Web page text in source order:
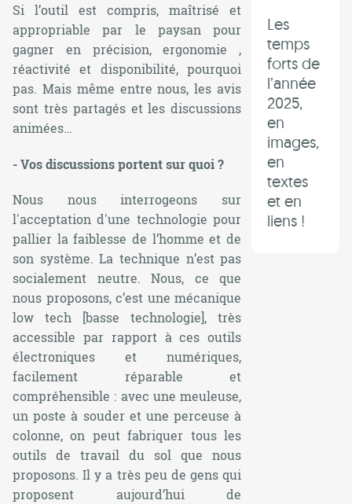
Si l’outil est compris, maîtrisé et
appropriable par le paysan pour
gagner en précision, ergonomie ,
réactivité et disponibilité, pourquoi
pas. Mais même entre nous, les avis
sont très partagés et les discussions
animées…
- Vos discussions portent sur quoi ?
Nous nous interrogeons sur
l'acceptation d'une technologie pour
pallier la faiblesse de l’homme et de
son système. La technique n’est pas
socialement neutre. Nous, ce que
nous proposons, c’est une mécanique
low tech [basse technologie], très
accessible par rapport à ces outils
électroniques et numériques,
facilement réparable et
compréhensible : avec une meuleuse,
un poste à souder et une perceuse à
colonne, on peut fabriquer tous les
outils de travail du sol que nous
proposons. Il y a très peu de gens qui
proposent aujourd’hui de
Les
temps
forts de
l’année
2025,
en
images,
en
textes
et en
liens !